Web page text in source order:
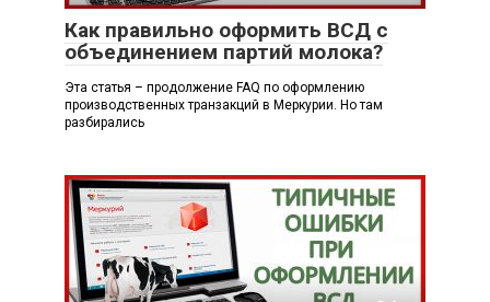
Как правильно оформить ВСД с
объединением партий молока?
Эта статья – продолжение FAQ по оформлению
производственных транзакций в Меркурии. Но там
разбирались